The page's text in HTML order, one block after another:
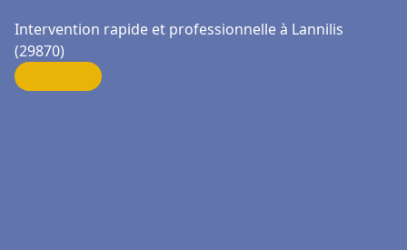
Intervention rapide et professionnelle à Lannilis
(29870)